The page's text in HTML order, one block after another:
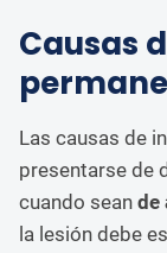
Causas
Las causas de
presentarse de
cuando sean de
la lesión debe